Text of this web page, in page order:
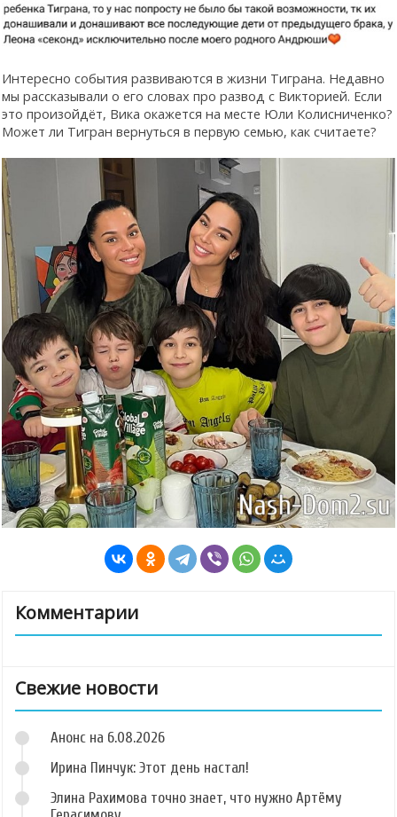
Интересно события развиваются в жизни Тиграна. Недавно
мы рассказывали о его словах про развод с Викторией. Если
это произойдёт, Вика окажется на месте Юли Колисниченко?
Может ли Тигран вернуться в первую семью, как считаете?
Комментарии
Свежие новости
Анонс на 6.08.2026
Ирина Пинчук: Этот день настал!
Элина Рахимова точно знает, что нужно Артёму